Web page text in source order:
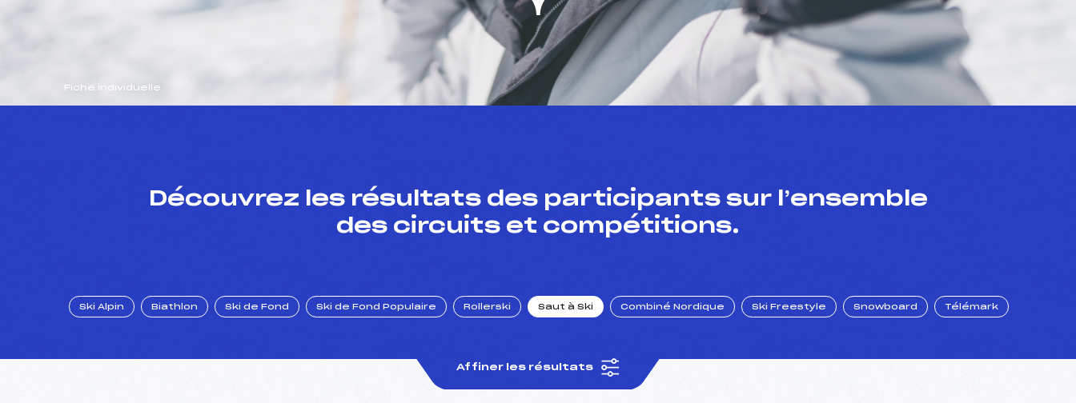
Fiche individuelle
Découvrez les résultats des participants sur l’ensemble
des circuits et compétitions.
Ski Alpin Biathlon Ski de Fond Ski de Fond Populaire Rollerski Saut à Ski Combiné Nordique Ski Freestyle Snowboard Télémark
Affiner les résultats